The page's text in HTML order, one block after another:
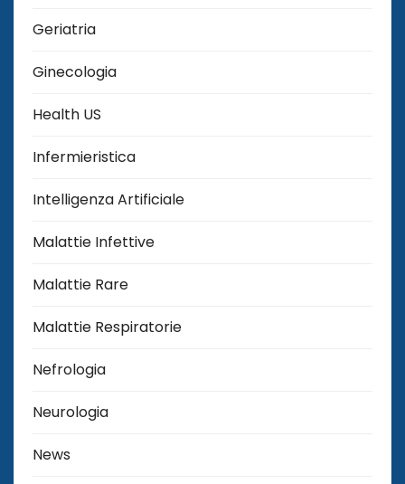
Geriatria
Ginecologia
Health US
Infermieristica
Intelligenza Artificiale
Malattie Infettive
Malattie Rare
Malattie Respiratorie
Nefrologia
Neurologia
News